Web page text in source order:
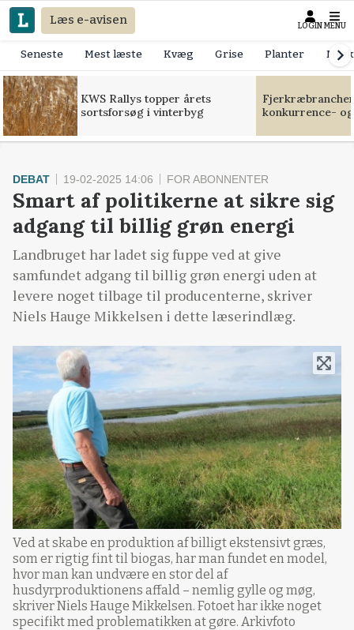
Læs e-avisen LOGIN MENU
Seneste Mest læste Kvæg Grise Planter
KWS Rallys topper årets
sortsforsøg i vinterbyg
konkurrence-
DEBAT 19-02-2025 14:06 FOR ABONNENTER
Smart af politikerne at sikre sig
adgang til billig grøn energi
Landbruget har ladet sig fuppe ved at give
samfundet adgang til billig grøn energi uden at
levere noget tilbage til producenterne, skriver
Niels Hauge Mikkelsen i dette læserindlæg.
Ved at skabe en produktion af billigt ekstensivt græs,
som er rigtig fint til biogas, har man fundet en model,
hvor man kan undvære en stor del af
husdyrproduktionens affald – nemlig gylle og møg,
skriver Niels Hauge Mikkelsen. Fotoet har ikke noget
specifikt med problematikken at gøre. Arkivfoto